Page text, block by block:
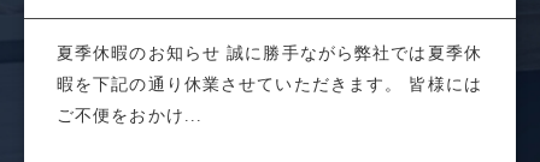
夏季休暇のお知らせ 誠に勝手ながら弊社では夏季休
暇を下記の通り休業させていただきます。 皆様には
ご不便をおかけ...